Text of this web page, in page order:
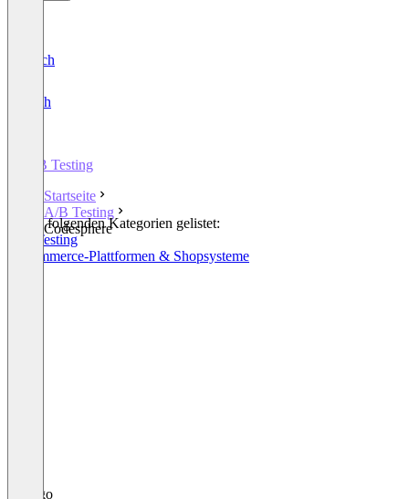
Deutsch
English
A/B Testing
Startseite
A/B Testing
Codesphere
In den folgenden Kategorien gelistet:
A/B Testing
E-Commerce-Plattformen & Shopsysteme